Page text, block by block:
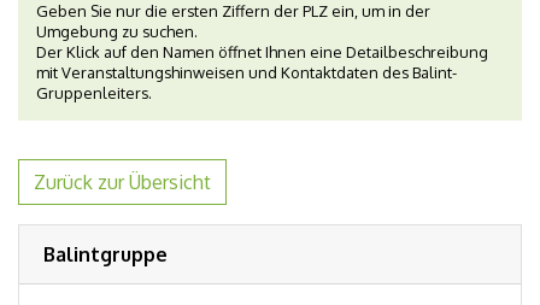
Geben Sie nur die ersten Ziffern der PLZ ein, um in der
Umgebung zu suchen.
Der Klick auf den Namen öffnet Ihnen eine Detailbeschreibung
mit Veranstaltungshinweisen und Kontaktdaten des Balint-
Gruppenleiters.
Zurück zur Übersicht
Balintgruppe